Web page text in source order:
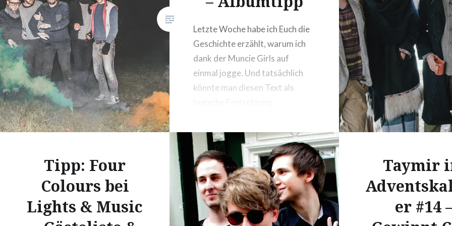
Letzte Woche habe ich Euch die
Geschichte erzählt, warum ich
dank der Muncie Girls auf
einmal jogge. Und tatsächlich
könnte man diesen Text als
Tautou von Marble Sounds in
den letzten Tagen zu meinem
Lieblingssoundtrack zum
Entspannen nach dem Joggen
geworden ist. Aber nicht nur
dafür.
Tipp: Four
Colours bei
Lights & Music
Taymir
er #14